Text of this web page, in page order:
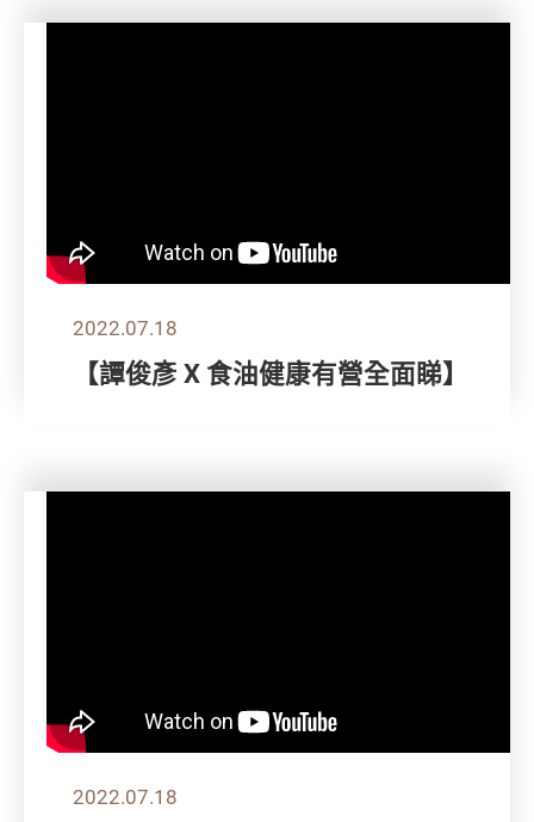
2022.07.18
【譚俊彥 X 食油健康有營全面睇】
2022.07.18